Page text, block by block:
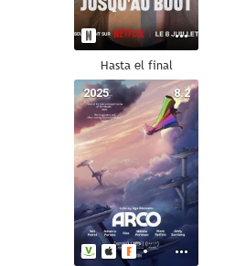
Hasta el final
8.2
2025